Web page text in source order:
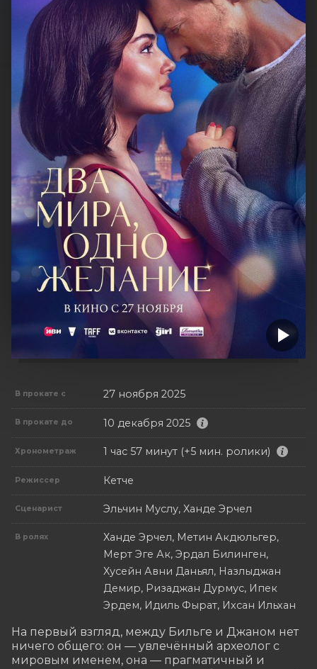
В прокате с 27 ноября 2025
В прокате до 10 декабря 2025
Хронометраж 1 час 57 минут (+5 мин. ролики)
Режиссер Кетче
Сценарист Эльчин Муслу, Ханде Эрчел
В ролях
Ханде Эрчел, Метин Акдюльгер,
Мерт Эге Ак, Эрдал Билинген,
Хусейн Авни Даньял, Назлыджан
Демир, Ризаджан Дурмус, Ипек
Эрдем, Идиль Фырат, Ихсан Ильхан
На первый взгляд, между Бильге и Джаном нет
ничего общего: он — увлечённый археолог с
мировым именем, она — прагматичный и